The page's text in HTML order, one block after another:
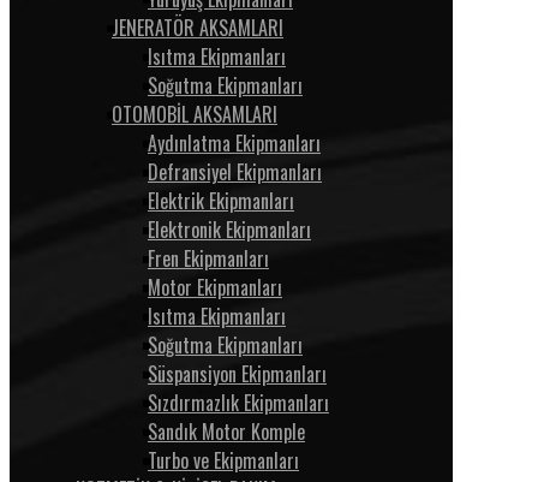
JENERATÖR AKSAMLARI
Isıtma Ekipmanları
Soğutma Ekipmanları
OTOMOBİL AKSAMLARI
Aydınlatma Ekipmanları
Defransiyel Ekipmanları
Elektrik Ekipmanları
Elektronik Ekipmanları
Fren Ekipmanları
Motor Ekipmanları
Isıtma Ekipmanları
Soğutma Ekipmanları
Süspansiyon Ekipmanları
Sızdırmazlık Ekipmanları
Sandık Motor Komple
Turbo ve Ekipmanları